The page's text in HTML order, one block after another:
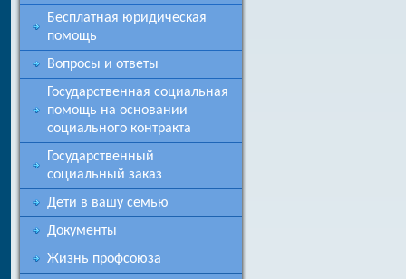
Бесплатная юридическая
помощь
Вопросы и ответы
Государственная социальная
помощь на основании
социального контракта
Государственный
социальный заказ
Дети в вашу семью
Документы
Жизнь профсоюза